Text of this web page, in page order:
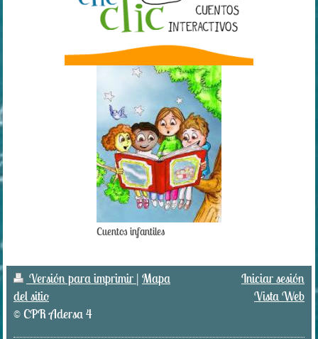
Cuentos infantiles
Versión para imprimir | Mapa
del sitio
© CPR Adersa 4
Iniciar sesión
Vista Web